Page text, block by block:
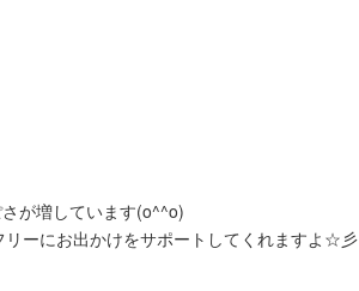
が増しています(o^^o)
ーにお出かけをサポートしてくれますよ☆彡